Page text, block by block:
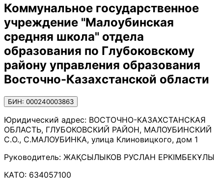
Коммунальное государственное
учреждение "Малоубинская
средняя школа" отдела
образования по Глубоковскому
району управления образования
Восточно-Казахстанской области
БИН: 000240003863
Юридический адрес: ВОСТОЧНО-КАЗАХСТАНСКАЯ
ОБЛАСТЬ, ГЛУБОКОВСКИЙ РАЙОН, МАЛОУБИНСКИЙ
С.О., С.МАЛОУБИНКА, улица Клиновицкого, дом 1
Руководитель: ЖАҚСЫЛЫКОВ РУСЛАН ЕРКІМБЕКҰЛЫ
КАТО: 634057100